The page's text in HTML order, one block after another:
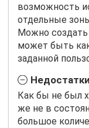
возможность
отдельные
Можно
может быть
заданной
Как бы не был
же не в
большое